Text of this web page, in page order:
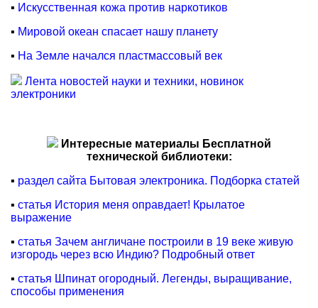
▪ Искусственная кожа против наркотиков
▪ Мировой океан спасает нашу планету
▪ На Земле начался пластмассовый век
Лента новостей науки и техники, новинок
электроники
Интересные материалы Бесплатной
технической библиотеки:
▪ раздел сайта Бытовая электроника. Подборка статей
▪ статья История меня оправдает! Крылатое
выражение
▪ статья Зачем англичане построили в 19 веке живую
изгородь через всю Индию? Подробный ответ
▪ статья Шпинат огородный. Легенды, выращивание,
способы применения